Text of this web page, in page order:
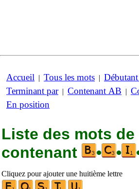
Accueil | Tous les mots |
Terminant par| Contenant AB |
En position
Liste des mots de
contenant
• •
Cliquez pour ajouter une huitième lettre